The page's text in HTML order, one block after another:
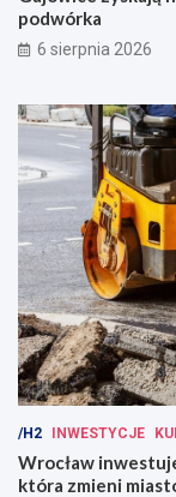
podwórka
6 sierpnia 2026
/H2 INWESTYCJE
Wrocław
która zmieni